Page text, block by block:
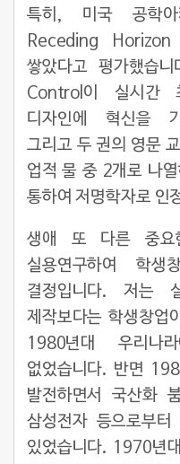
특히, 미국 공학아
Receding
쌓았다고 평가했습
Control이 실시간
디자인에 혁신을
그리고 두 권의 영문
업적 물 중 2개로 나
통하여 저명학자로 인
생애 또 다른 중요
실용연구하여 학
결정입니다. 저는
제작보다는 학생창업
1980년대 우리나
없었습니다. 반면
발전하면서 국산화
삼성전자 등으로부
있었습니다. 1970년